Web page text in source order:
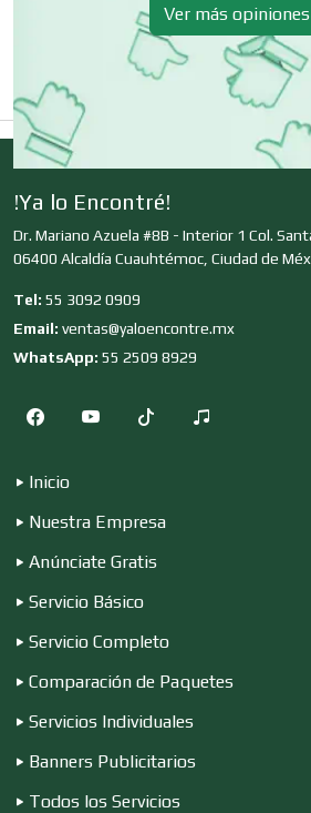
Clínicas de Belleza
Clínicas de Rehabilitación
Clínicas y Hospitales
Clubes Deportivos
Cocinas Integrales
Ver más opiniones
!Ya lo Encontré!
Dr. Mariano Azuela #8B - Interior 1 Col.
06400 Alcaldía Cuauhtémoc, Ciudad de
Tel: 55 3092 0909
Email: ventas@yaloencontre.mx
WhatsApp: 55 2509 8929
Inicio
Nuestra Empresa
Anúnciate Gratis
Servicio Básico
Servicio Completo
Comparación de Paquetes
Servicios Individuales
Banners Publicitarios
Todos los Servicios